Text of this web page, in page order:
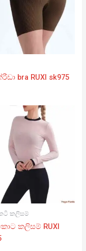
bra RUXI sk975
කලිසම්
කලිසම් RUXI